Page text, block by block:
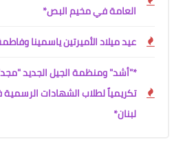
العامة في مخيم البص*
عيد ميلاد الأميرتين ياسمينا
*"أشد" ومنظمة الجيل الجديد
تكريمياً لطلاب الشهادات
لبنان*